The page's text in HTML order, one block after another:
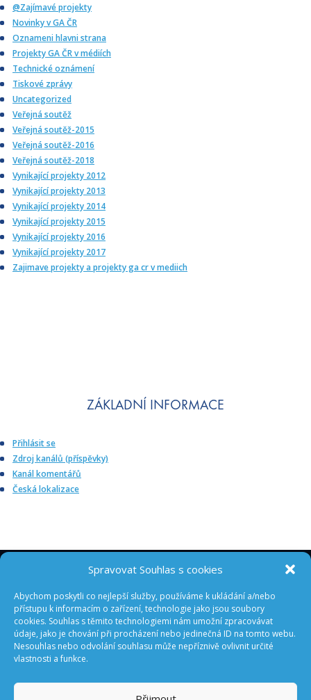
Spravovat Souhlas s cookies
Abychom poskytli co nejlepší služby, používáme k ukládání a/nebo
přístupu k informacím o zařízení, technologie jako jsou soubory
cookies. Souhlas s těmito technologiemi nám umožní zpracovávat
údaje, jako je chování při procházení nebo jedinečná ID na tomto webu.
Nesouhlas nebo odvolání souhlasu může nepříznivě ovlivnit určité
vlastnosti a funkce.
@Zajímavé projekty
Novinky v GA ČR
Oznameni hlavni strana
Projekty GA ČR v médiích
Technické oznámení
Tiskové zprávy
Uncategorized
Veřejná soutěž
Veřejná soutěž-2015
Veřejná soutěž-2016
Veřejná soutěž-2018
Vynikající projekty 2012
Vynikající projekty 2013
Vynikající projekty 2014
Vynikající projekty 2015
Vynikající projekty 2016
Vynikající projekty 2017
Zajimave projekty a projekty ga cr v mediich
ZÁKLADNÍ INFORMACE
Přihlásit se
Zdroj kanálů (příspěvky)
Kanál komentářů
Česká lokalizace